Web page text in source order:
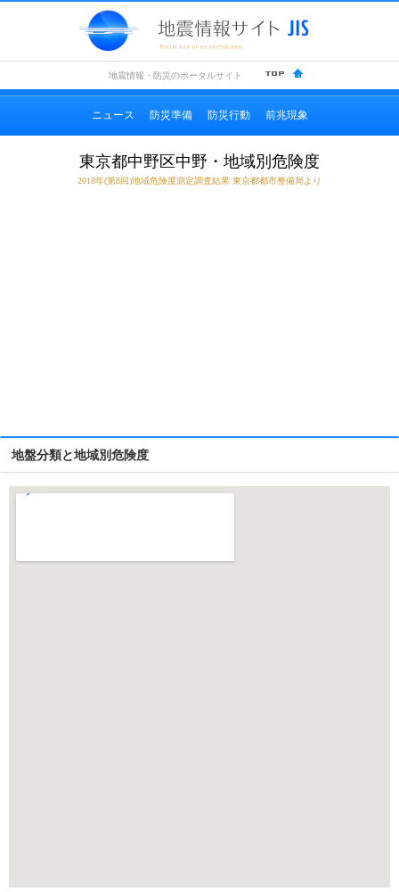
地震情報・防災のポータルサイト
ニュース 防災準備 防災行動 前兆現象
東京都中野区中野・地域別危険度
2018年(第8回)地域危険度測定調査結果 東京都都市整備局より
地盤分類と地域別危険度